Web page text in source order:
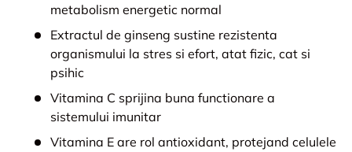
metabolism energetic normal
Extractul de ginseng sustine rezistenta
organismului la stres si efort, atat fizic, cat si
psihic
Vitamina C sprijina buna functionare a
sistemului imunitar
Vitamina E are rol antioxidant, protejand celulele